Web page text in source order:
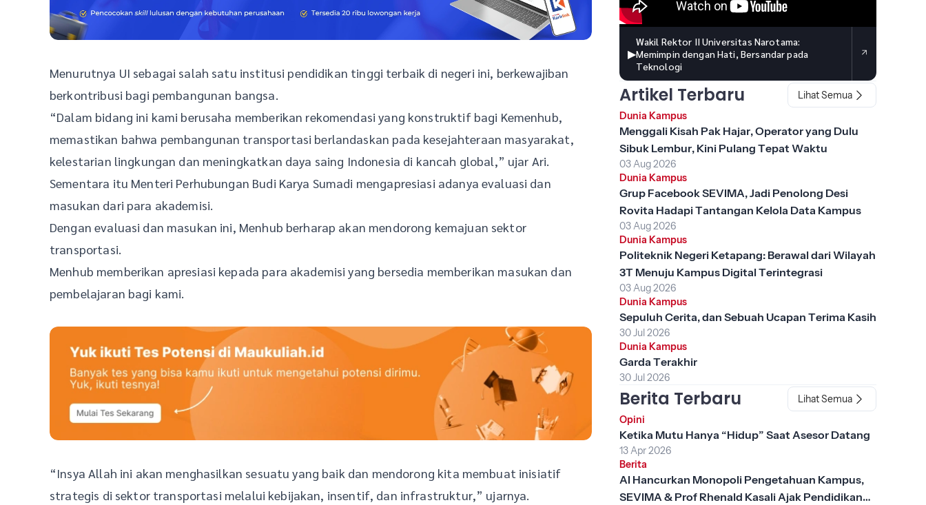
Menurutnya UI sebagai salah satu institusi pendidikan tinggi terbaik di negeri ini, berkewajiban
berkontribusi bagi pembangunan bangsa.
“Dalam bidang ini kami berusaha memberikan rekomendasi yang konstruktif bagi Kemenhub,
memastikan bahwa pembangunan transportasi berlandaskan pada kesejahteraan masyarakat,
kelestarian lingkungan dan meningkatkan daya saing Indonesia di kancah global,” ujar Ari.
Sementara itu Menteri Perhubungan Budi Karya Sumadi mengapresiasi adanya evaluasi dan
masukan dari para akademisi.
Dengan evaluasi dan masukan ini, Menhub berharap akan mendorong kemajuan sektor
transportasi.
Menhub memberikan apresiasi kepada para akademisi yang bersedia memberikan masukan dan
pembelajaran bagi kami.
“Insya Allah ini akan menghasilkan sesuatu yang baik dan mendorong kita membuat inisiatif
strategis di sektor transportasi melalui kebijakan, insentif, dan infrastruktur,” ujarnya.
▶
Wakil Rektor II Universitas Narotama:
Memimpin dengan Hati, Bersandar pada
Teknologi
Artikel Terbaru
Lihat Semua
Dunia Kampus
Menggali Kisah Pak Hajar, Operator yang Dulu
Sibuk Lembur, Kini Pulang Tepat Waktu
03 Aug 2026
Dunia Kampus
Grup Facebook SEVIMA, Jadi Penolong Desi
Rovita Hadapi Tantangan Kelola Data Kampus
03 Aug 2026
Dunia Kampus
Politeknik Negeri Ketapang: Berawal dari Wilayah
3T Menuju Kampus Digital Terintegrasi
03 Aug 2026
Dunia Kampus
Sepuluh Cerita, dan Sebuah Ucapan Terima Kasih
30 Jul 2026
Dunia Kampus
Garda Terakhir
30 Jul 2026
Berita Terbaru
Lihat Semua
Opini
Ketika Mutu Hanya “Hidup” Saat Asesor Datang
13 Apr 2026
Berita
AI Hancurkan Monopoli Pengetahuan Kampus,
SEVIMA & Prof Rhenald Kasali Ajak Pendidikan